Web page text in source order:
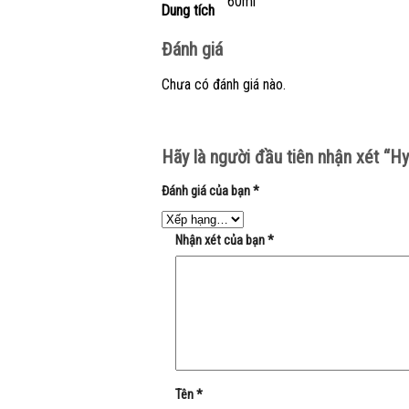
Dung tích
Đánh giá
Chưa có đánh giá nào.
Hãy là người đầu tiên nhận xét
Đánh giá của bạn*
Nhận xét của bạn*
Tên*